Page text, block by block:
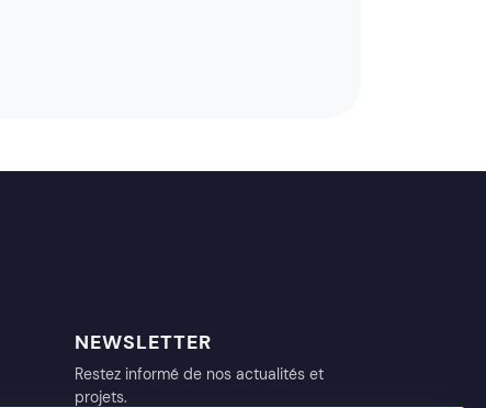
NEWSLETTER
Restez informé de nos actualités et
projets.